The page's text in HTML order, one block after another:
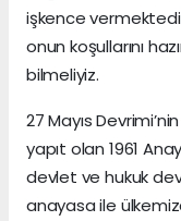
işkence
onun koşullarını
bilmeliyiz.
27 Mayıs
yapıt olan 1961
devlet ve hukuk
anayasa ile